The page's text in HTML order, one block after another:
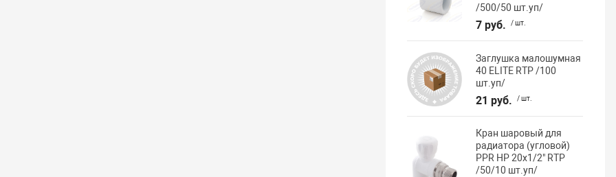
/500/50 шт.уп/
7 руб. / шт.
Заглушка малошумная
40 ELITE RTP /100
шт.уп/
21 руб. / шт.
Кран шаровый для
радиатора (угловой)
PPR НР 20х1/2" RTP
/50/10 шт.уп/